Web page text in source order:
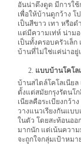
อันน่าดึงดูด มีการใ
เพื่อให้บ้านดูกว้าง
เป็นสีขาว เทา หรือ
แต่มีความเท่ห์ น่าม
เป็นทั้งครอบครัวเล็
บ้านที่ไม่ใช่แค่น่าอยู่
แบบบ้านโคโล
บ้านสไตล์โคโลเนีย
ตั้งแต่สมัยกรุงรัตนโ
เนียลคือระเบียงกว้า
วางแนวเรียงกันแบบ
ในตัว โดยสะท้อนออ
มากนัก แต่เน้นควา
จะถูกใจกลุ่มเป้าหม